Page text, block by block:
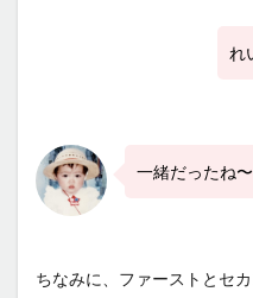
れ
一緒だったね〜
ちなみに、ファーストとセ